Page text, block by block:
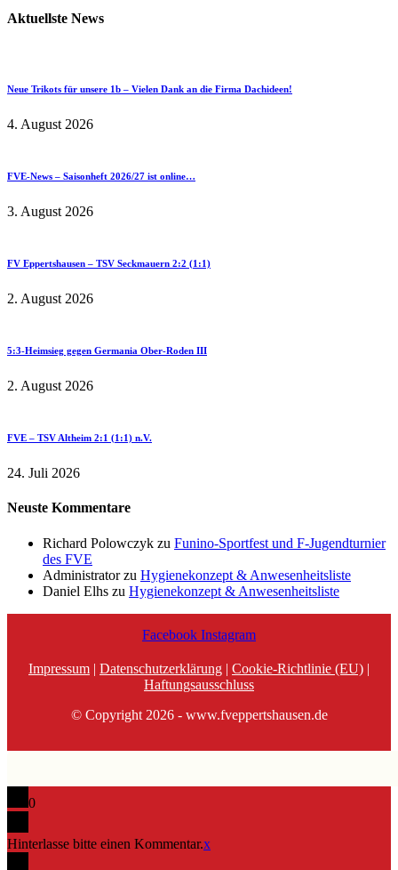
Aktuellste News
Neue Trikots für unsere 1b – Vielen Dank an die Firma Dachideen!
4. August 2026
FVE-News – Saisonheft 2026/27 ist online…
3. August 2026
FV Eppertshausen – TSV Seckmauern 2:2 (1:1)
2. August 2026
5:3-Heimsieg gegen Germania Ober-Roden III
2. August 2026
FVE – TSV Altheim 2:1 (1:1) n.V.
24. Juli 2026
Neuste Kommentare
Richard Polowczyk zu Funino-Sportfest und F-Jugendturnier
des FVE
Administratorzu Hygienekonzept & Anwesenheitsliste
Daniel Elhs zu Hygienekonzept & Anwesenheitsliste
Facebook Instagram
Impressum | Datenschutzerklärung | Cookie-Richtlinie (EU) |
Haftungsausschluss
© Copyright 2026 - www.fveppertshausen.de
0
Hinterlasse bitte einen Kommentar.x